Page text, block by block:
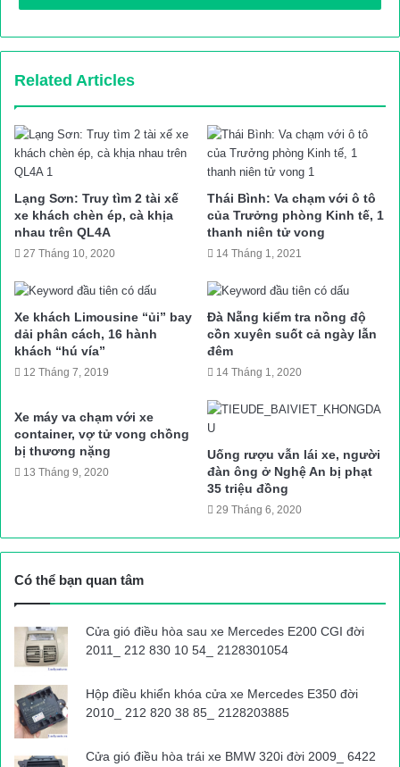
đang tiến hành kiểm đếm gần 30 tấn nội tạng trên xe container
không có hoá đơn chứng từ, bốc mùi hôi thối nồng nặc.
Trước đó, CSGT đã phải truy đuổi quãng đường 4km mới bắt
giữ được chiếc xe container này.
Trao đổi với PV Báo Giao thông, Trung tá Bùi Văn Tiến, Đội
trưởng Đội CSGT số 10 cho biết, vào khoảng 13h10 chiều cùng
ngày, Đội nhận được tin báo từ Đội Cảnh sát điều tra tội phạm
về kinh tế và chức vụ (Công an quận Hà Đông) đề nghị phối
hợp cùng Đội Quản lý thị trường số 26 (Hà Nội) kiểm tra một xe
chở nội tạng không nguồn gốc lưu thông trên địa bàn. Tin báo
cho biết,lúc này xe container BKS 15C-076.23 kéo theo
rơmóoc 15R-093.55 đang ở khu vực bến xe Yên Nghĩa.
Tài xế Đoàn Đức Thịnh (người mặc áo phông trắng) kí vào biên
bản
Ngay lập tức, Tổ công tác do Trung tá Tiến chỉ huy và các đồng
chí Đại uý Đồng Văn Bắc (Phó đội trưởng Đội CSGT số 10),
Thiếu tá Đoàn Xuân Thảo, Thiếu tá Từ Nguyên Nghĩa, Trung uý
Nguyễn Quang Thảo, Trung uý Lê Hoàng Đạt và Đại uý Hoàng
Minh tiến hành TTKS dọc tuyến QL6, hướng về cổng Bến xe
Yên Nghĩa. Khi đến cổng Bến xe Yên Nghĩa, Tổ công tác phát
hiệnxe container BKS 15C-076.23 kéo theo rơmóoc 15R-
093.55, bèn
ra hiệu lệnh dừng xe nhưng tài xế không chấp hành
mà vẫn cho xe chạy trên QL6.
Cán bộ, chiến sĩ Đội CSGT số 10, Hà Nội tham gia kiểm đếm
Related Articles
Lạng Sơn: Truy tìm 2 tài xế
xe khách chèn ép, cà khịa
nhau trên QL4A
27 Tháng 10, 2020
Thái Bình: Va chạm với ô tô
của Trưởng phòng Kinh tế, 1
thanh niên tử vong
14 Tháng 1, 2021
Xe khách Limousine “ủi” bay
dải phân cách, 16 hành
khách “hú vía”
12 Tháng 7, 2019
Đà Nẵng kiểm tra nồng độ
cồn xuyên suốt cả ngày lẫn
đêm
14 Tháng 1, 2020
Xe máy va chạm với xe
container, vợ tử vong chồng
bị thương nặng
13 Tháng 9, 2020
Uống rượu vẫn lái xe, người
đàn ông ở Nghệ An bị phạt
35 triệu đồng
29 Tháng 6, 2020
Có thể bạn quan tâm
Cửa gió điều hòa sau xe Mercedes E200 CGI đời
2011_ 212 830 10 54_ 2128301054
Hộp điều khiển khóa cửa xe Mercedes E350 đời
2010_ 212 820 38 85_ 2128203885
Cửa gió điều hòa trái xe BMW 320i đời 2009_ 6422